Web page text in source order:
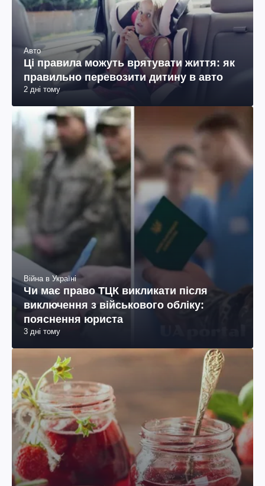
Авто
Ці правила можуть врятувати життя: як
правильно перевозити дитину в авто
2 дні тому
Війна в Україні
Чи має право ТЦК викликати після
виключення з військового обліку:
пояснення юриста
3 дні тому